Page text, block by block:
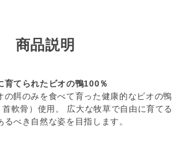
を確認できた商品だけを取り扱っていま
つきや商品導入スタンス
ングやご注文内容によっては、購入履
ンセル、 修正を受け付けることができ
す。
らせメール」をお送りする前であれ
商品説明
育てられたビオの鴨100％
の餌のみを食べて育った健康的なビオの鴨
軟骨）使用。 広大な牧草で自由に育てる
べき自然な姿を目指します。